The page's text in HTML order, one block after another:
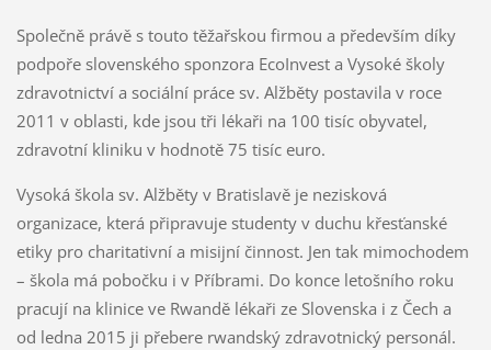
Společně právě s touto těžařskou firmou a především díky
podpoře slovenského sponzora EcoInvest a Vysoké školy
zdravotnictví a sociální práce sv. Alžběty postavila v roce
2011 v oblasti, kde jsou tři lékaři na 100 tisíc obyvatel,
zdravotní kliniku v hodnotě 75 tisíc euro.
Vysoká škola sv. Alžběty v Bratislavě je nezisková
organizace, která připravuje studenty v duchu křesťanské
etiky pro charitativní a misijní činnost. Jen tak mimochodem
– škola má pobočku i v Příbrami. Do konce letošního roku
pracují na klinice ve Rwandě lékaři ze Slovenska i z Čech a
od ledna 2015 ji přebere rwandský zdravotnický personál.